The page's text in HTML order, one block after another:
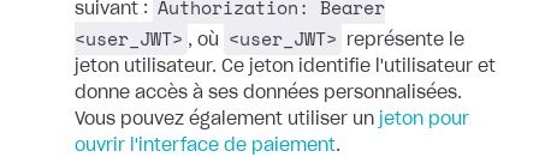
suivant :
Authorization: Bearer
<user_JWT> , où <user_JWT>
représente le
jeton utilisateur. Ce jeton identifie l'utilisateur et
donne accès à ses données personnalisées.
Vous pouvez également utiliser un jeton pour
ouvrir l'interface de paiement.